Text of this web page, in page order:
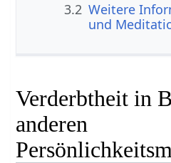
3.2 Weitere
und
Verderbtheit in
anderen